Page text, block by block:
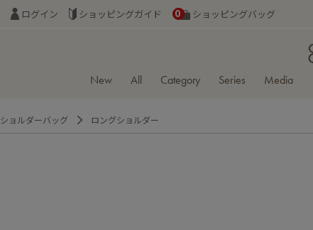
ログイン ショッピングガイド ショッピングバッグ
0
New All Category Series Media
ショルダーバッグ ロングショルダー